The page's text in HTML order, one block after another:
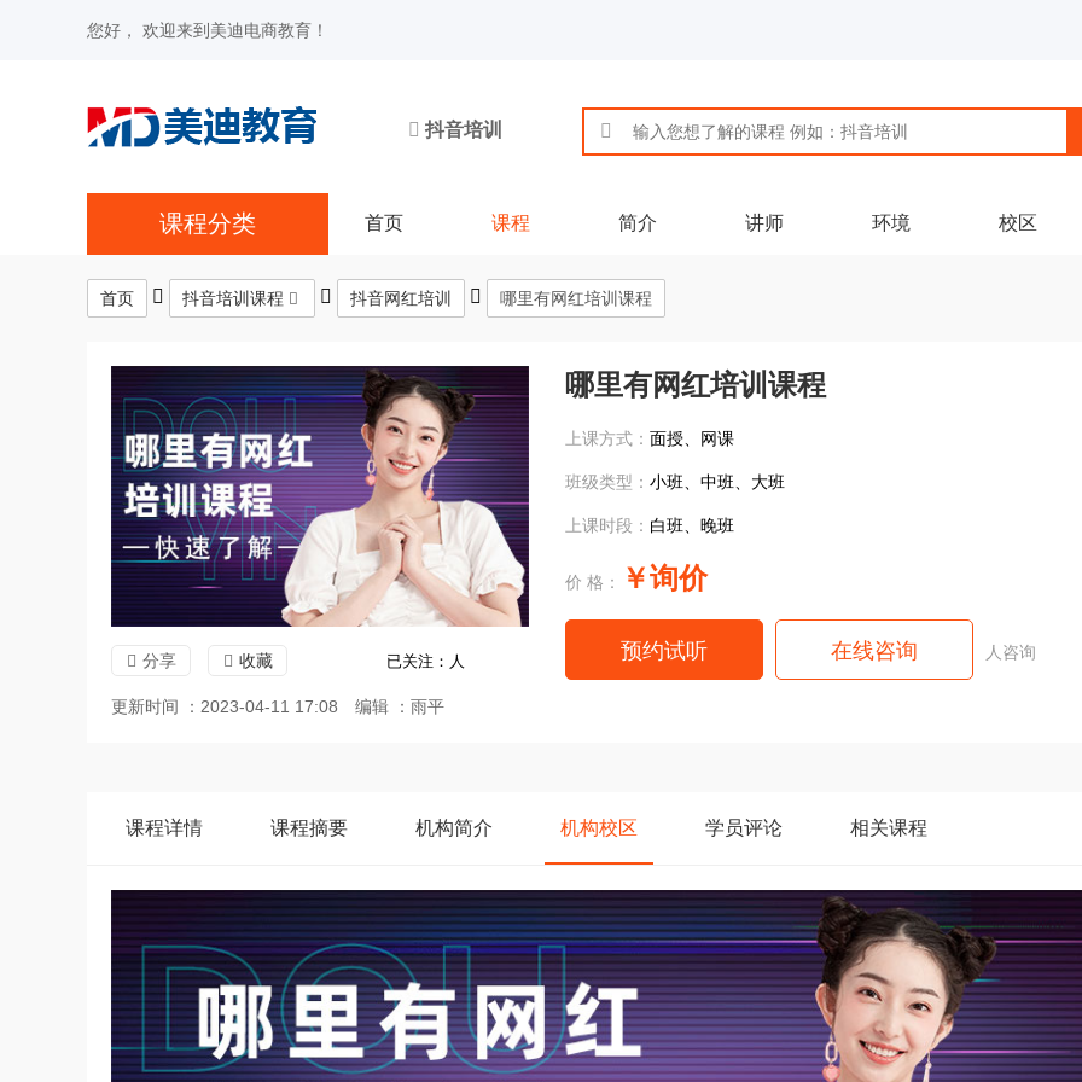
您好， 欢迎来到美迪电商教育！
抖音培训
课程分类 首页 课程 简介 讲师 环境 校区
首页 抖音培训课程 抖音网红培训 哪里有网红培训课程
分享 收藏 已关注： 人
更新时间 ：2023-04-11 17:08 编辑 ：雨平
哪里有网红培训课程
上课方式：面授、网课
班级类型：小班、中班、大班
上课时段： 白班、晚班
价 格： ￥询价
预约试听 在线咨询 人咨询
课程详情 课程摘要 机构简介 机构校区 学员评论 相关课程